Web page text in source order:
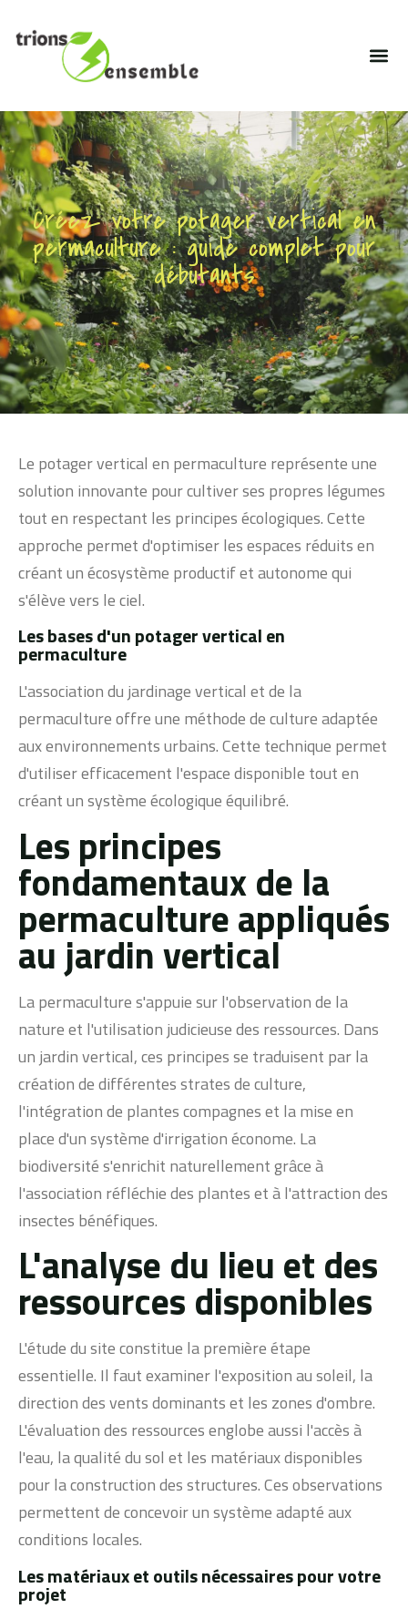
Créez votre potager vertical en
permaculture : guide complet pour
débutants
Le potager vertical en permaculture représente une
solution innovante pour cultiver ses propres légumes
tout en respectant les principes écologiques. Cette
approche permet d'optimiser les espaces réduits en
créant un écosystème productif et autonome qui
s'élève vers le ciel.
Les bases d'un potager vertical en
permaculture
L'association du jardinage vertical et de la
permaculture offre une méthode de culture adaptée
aux environnements urbains. Cette technique permet
d'utiliser efficacement l'espace disponible tout en
créant un système écologique équilibré.
Les principes
fondamentaux de la
permaculture appliqués
au jardin vertical
La permaculture s'appuie sur l'observation de la
nature et l'utilisation judicieuse des ressources. Dans
un jardin vertical, ces principes se traduisent par la
création de différentes strates de culture,
l'intégration de plantes compagnes et la mise en
place d'un système d'irrigation économe. La
biodiversité s'enrichit naturellement grâce à
l'association réfléchie des plantes et à l'attraction des
insectes bénéfiques.
L'analyse du lieu et des
ressources disponibles
L'étude du site constitue la première étape
essentielle. Il faut examiner l'exposition au soleil, la
direction des vents dominants et les zones d'ombre.
L'évaluation des ressources englobe aussi l'accès à
l'eau, la qualité du sol et les matériaux disponibles
pour la construction des structures. Ces observations
permettent de concevoir un système adapté aux
conditions locales.
Les matériaux et outils nécessaires pour votre
projet